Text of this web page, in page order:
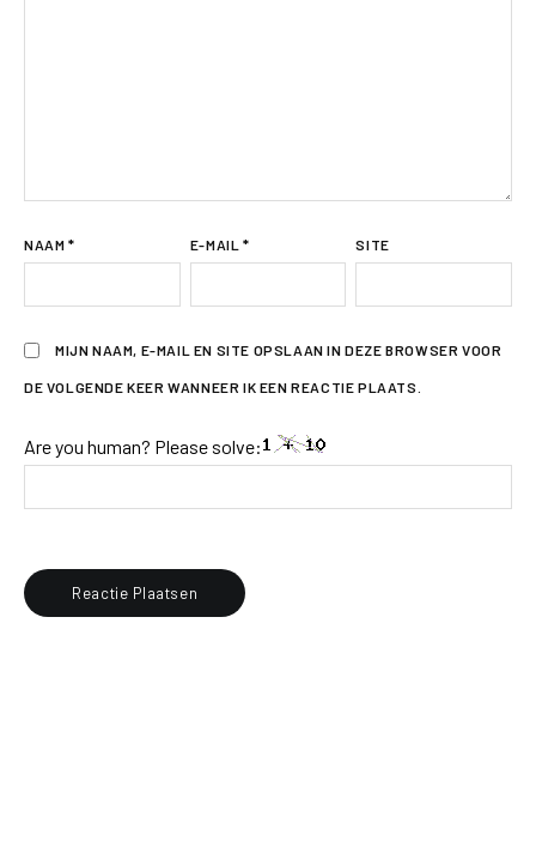
NAAM * E-MAIL * SITE
MIJN NAAM, E-MAIL EN SITE OPSLAAN IN DEZE BROWSER VOOR
DE VOLGENDE KEER WANNEER IK EEN REACTIE PLAATS.
Are you human? Please solve: